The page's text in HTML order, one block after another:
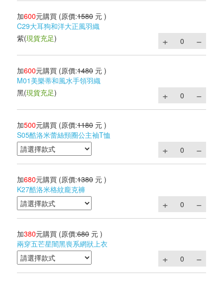
加600元購買 (原價:1580 元 )
C29大耳狗和洋大正風羽織
紫(現貨充足)
加600元購買 (原價:1480 元 )
M01美樂蒂和風水手領羽織
黑(現貨充足)
加500元購買 (原價:1180 元 )
S05酷洛米蕾絲頸圈公主袖T恤
加680元購買 (原價:1380 元 )
K27酷洛米格紋龐克褲
加380元購買 (原價:680 元 )
兩穿五芒星闇黑喪系網狀上衣